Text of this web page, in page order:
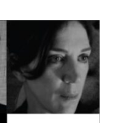
r
r
m
e
s